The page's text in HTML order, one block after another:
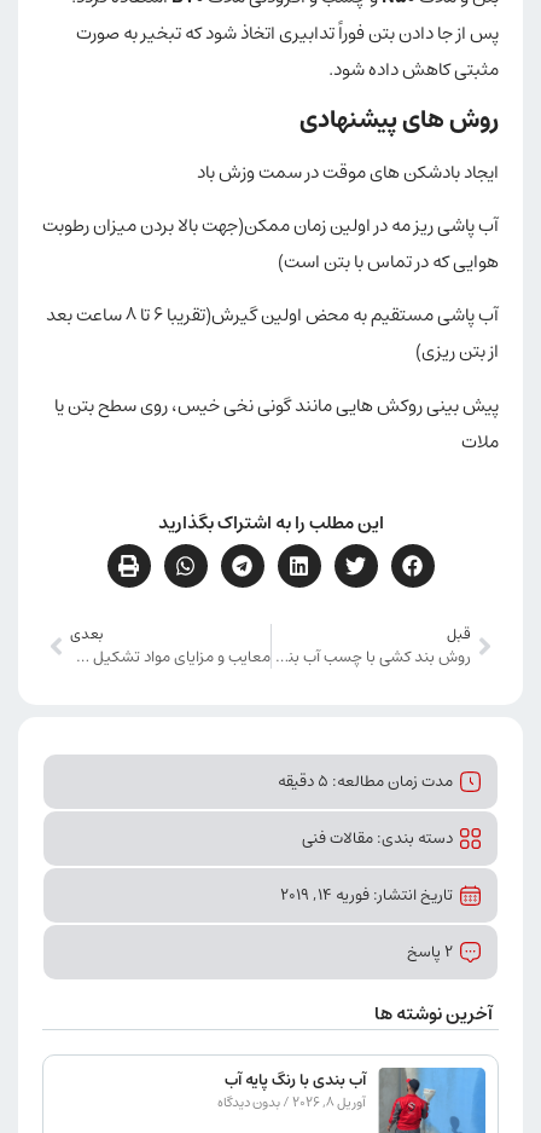
پس از جا دادن بتن فوراً تدابیری اتخاذ شود که تبخیر به صورت
مثبتی کاهش داده شود.
روش های پیشنهادی
ایجاد بادشکن های موقت در سمت وزش باد
آب پاشی ریز مه در اولین زمان ممکن(جهت بالا بردن میزان رطوبت
هوایی که در تماس با بتن است)
آب پاشی مستقیم به محض اولین گیرش(تقریبا ۶ تا ۸ ساعت بعد
از بتن ریزی)
پیش بینی روکش هایی مانند گونی نخی خیس، روی سطح بتن یا
ملات
این مطلب را به اشتراک بگذارید
قبل
روش بند کشی با چسب آب بندی و رزین Z90
بعدی
معایب و مزایای مواد تشکیل دهنده بتن
مدت زمان مطالعه: 5 دقیقه
دسته بندی:مقالات فنی
تاریخ انتشار: فوریه 14, 2019
2 پاسخ
آخرین نوشته ها
آب بندی با رنگ پایه آب
آوریل 8, 2026 بدون دیدگاه